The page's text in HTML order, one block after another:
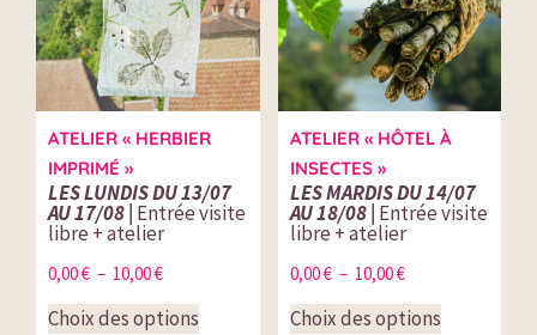
ATELIER « HERBIER
IMPRIMÉ »
LES LUNDIS DU 13/07
AU 17/08 | Entrée visite
libre + atelier
0,00€ – 10,00€
Choix des options
ATELIER « HÔTEL À
INSECTES »
LES MARDIS DU 14/07
AU 18/08 | Entrée visite
libre + atelier
0,00€ – 10,00€
Choix des options